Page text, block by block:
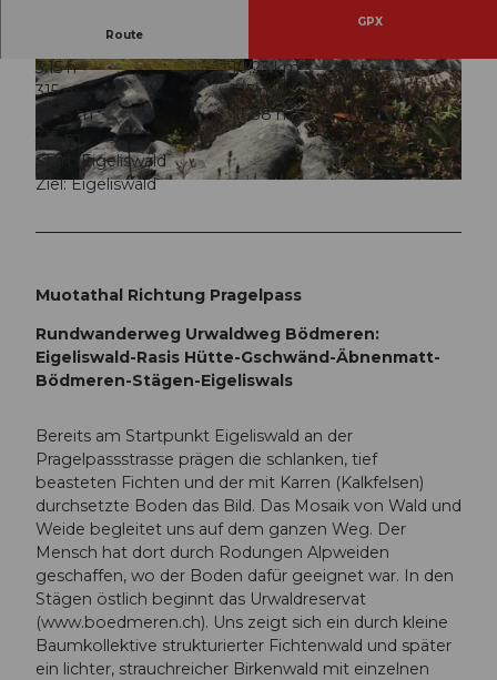
© Stoos-Muotatal Tourismus, Stoos-Muotatal Tourismus
© Stoos-Muotatal Tourismus, Stoos-Muotatal T
ourismus
© Stoos-Muotatal Tourismus, Stoos-Muotatal T
ourismus
Route
GPX
3:15 h
10,23 km
315 m
315 m
1.375 m
1.688 m
313 m
Start: Eigeliswald
Ziel: Eigeliswald
Muotathal Richtung Pragelpass
Rundwanderweg Urwaldweg Bödmeren:
Eigeliswald-Rasis Hütte-Gschwänd-Äbnenmatt-
Bödmeren-Stägen-Eigeliswals
Bereits am Startpunkt Eigeliswald an der
Pragelpassstrasse prägen die schlanken, tief
beasteten Fichten und der mit Karren (Kalkfelsen)
durchsetzte Boden das Bild. Das Mosaik von Wald und
Weide begleitet uns auf dem ganzen Weg. Der
Mensch hat dort durch Rodungen Alpweiden
geschaffen, wo der Boden dafür geeignet war. In den
Stägen östlich beginnt das Urwaldreservat
(www.boedmeren.ch). Uns zeigt sich ein durch kleine
Baumkollektive strukturierter Fichtenwald und später
ein lichter, strauchreicher Birkenwald mit einzelnen